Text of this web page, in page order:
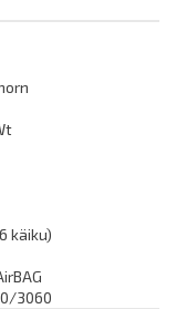
käiku)
3060